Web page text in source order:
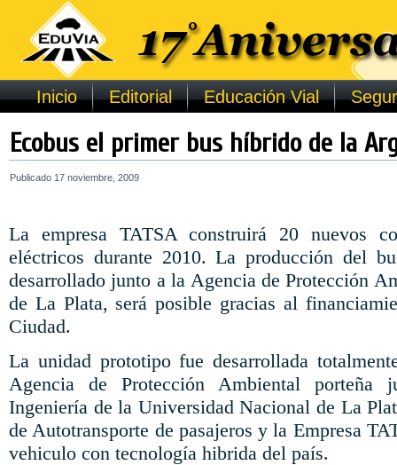
Inicio Editorial Educación Vial
Ecobus el primer bus híbrido de la
Publicado 17 noviembre, 2009
La empresa TATSA construirá 20 nuevos
eléctricos durante 2010. La producción del
desarrollado junto a la Agencia de Protección
de La Plata, será posible gracias al
Ciudad.
La unidad prototipo fue desarrollada
Agencia de Protección Ambiental
Ingeniería de la Universidad Nacional de La
de Autotransporte de pasajeros y la Empresa
vehiculo con tecnología hibrida del país.